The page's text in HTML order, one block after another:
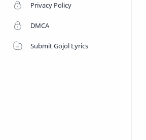
Privacy Policy
DMCA
Submit Gojol Lyrics